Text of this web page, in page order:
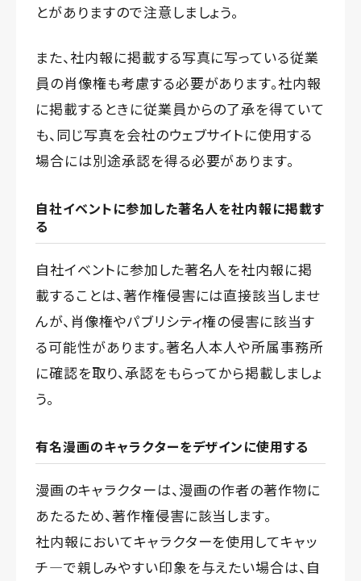
とがありますので注意しましょう。
また、社内報に掲載する写真に写っている従業
員の肖像権も考慮する必要があります。社内報
に掲載するときに従業員からの了承を得ていて
も、同じ写真を会社のウェブサイトに使用する
場合には別途承認を得る必要があります。
自社イベントに参加した著名人を社内報に掲載す
る
自社イベントに参加した著名人を社内報に掲
載することは、著作権侵害には直接該当しませ
んが、肖像権やパブリシティ権の侵害に該当す
る可能性があります。著名人本人や所属事務所
に確認を取り、承認をもらってから掲載しましょ
う。
有名漫画のキャラクターをデザインに使用する
漫画のキャラクターは、漫画の作者の著作物に
あたるため、著作権侵害に該当します。
社内報においてキャラクターを使用してキャッ
チ―で親しみやすい印象を与えたい場合は、自